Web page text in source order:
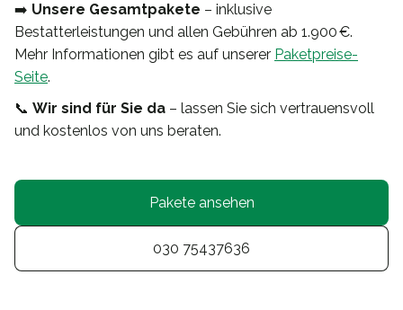
➡️ Unsere Gesamtpakete – inklusive
Bestatterleistungen und allen Gebühren ab 1.900 €.
Mehr Informationen gibt es auf unserer Paketpreise-
Seite.
📞 Wir sind für Sie da – lassen Sie sich vertrauensvoll
und kostenlos von uns beraten.
Pakete ansehen
030 75437636